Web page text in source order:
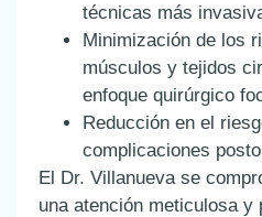
técnicas más
Minimización de los
músculos y tejidos
enfoque quirúrgico
Reducción en el
complicaciones
El Dr. Villanueva se
una atención meticulosa y